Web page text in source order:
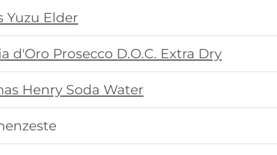
Yuzu Elder
d'Oro Prosecco D.O.C. Extra Dry
Henry Soda Water